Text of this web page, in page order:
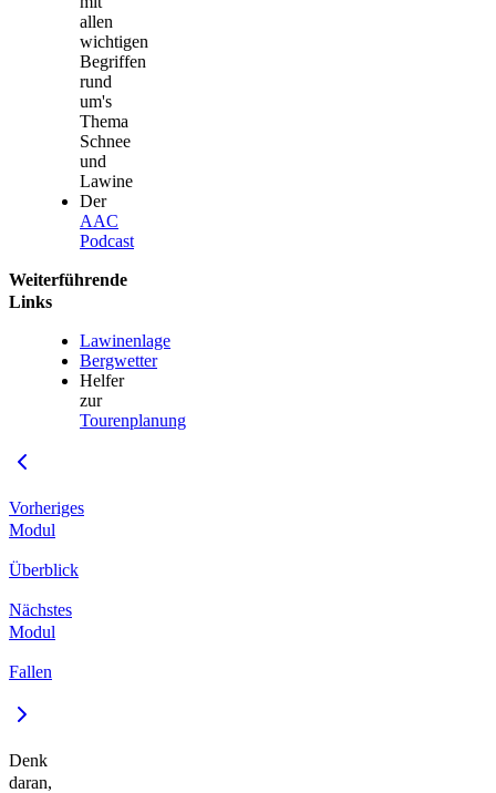
allen
wichtigen
Begriffen
rund
um's
Thema
Schnee
und
Lawine
Der
AAC
Podcast
Weiterführende
Links
Lawinenlage
Bergwetter
Helfer
zur
Tourenplanung
Vorheriges
Modul
Überblick
Nächstes
Modul
Fallen
Denk
daran,